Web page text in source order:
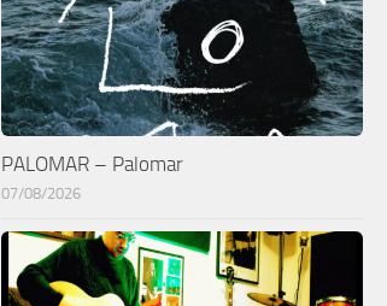
PALOMAR – Palomar
07/08/2026